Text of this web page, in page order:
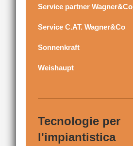
Service partner Wagner&Co
Service C.AT. Wagner&Co
Sonnenkraft
Weishaupt
Tecnologie per
l'impiantistica